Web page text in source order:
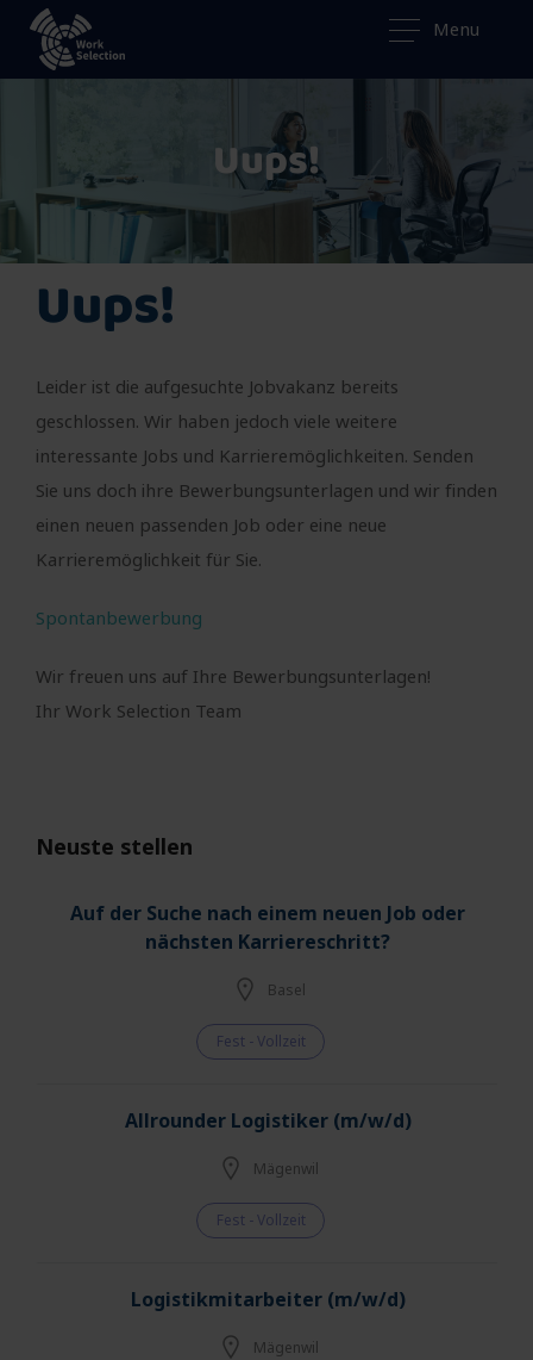
Menu
Uups!
Uups!
Leider ist die aufgesuchte Jobvakanz bereits
geschlossen. Wir haben jedoch viele weitere
interessante Jobs und Karrieremöglichkeiten. Senden
Sie uns doch ihre Bewerbungsunterlagen und wir finden
einen neuen passenden Job oder eine neue
Karrieremöglichkeit für Sie.
Spontanbewerbung
Wir freuen uns auf Ihre Bewerbungsunterlagen!
Ihr Work Selection Team
Neuste stellen
Auf der Suche nach einem neuen Job oder
nächsten Karriereschritt?
Basel
Fest - Vollzeit
Allrounder Logistiker (m/w/d)
Mägenwil
Fest - Vollzeit
Logistikmitarbeiter (m/w/d)
Mägenwil